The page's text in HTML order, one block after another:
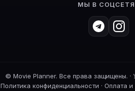
МЫ В
© Movie Planner. Все права защищены. ·
Политика конфиденциальности · Оплата и